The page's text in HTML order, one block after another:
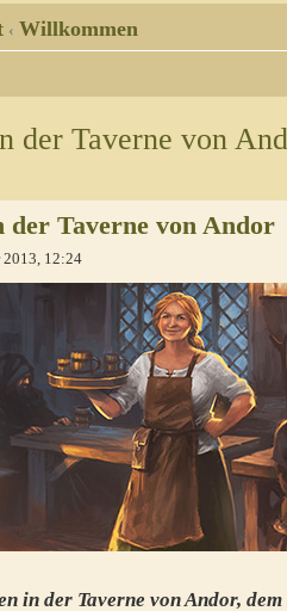
‹ Willkommen
der Taverne von
Taverne von Andor
2013, 12:24
in der Taverne von Andor,